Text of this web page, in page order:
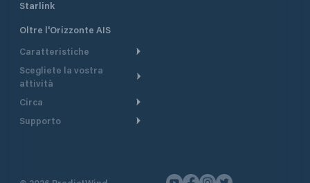
Starlink
Oltre l'Orizzonte AIS
Caratteristiche
Itinerario meteorologico
Itinerario per motoscafi
Pianifica partenza
Scegliete la vostra
attività
Crociera
Navigazione a motore
Circa
Panoramica
Supporto